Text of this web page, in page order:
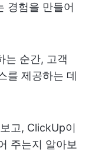
경험을 만들어
는 순간, 고객
를 제공하는 데
고, ClickUp이
주는지 알아보